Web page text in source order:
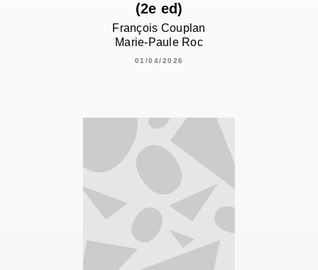
(2e ed)
François Couplan
Marie-Paule Roc
01/04/2026